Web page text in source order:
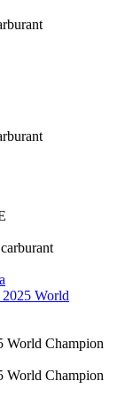
World
World Champion
World Champion